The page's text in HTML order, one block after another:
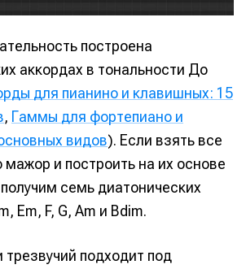
построена
аккордах в тональности До
для пианино и клавишных: 15
, Гаммы для фортепиано и
видов). Если взять все
и построить на их основе
семь диатонических
Em, F, G, Am и Bdim.
подходит под